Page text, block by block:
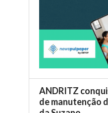
ANDRITZ
de manutenção